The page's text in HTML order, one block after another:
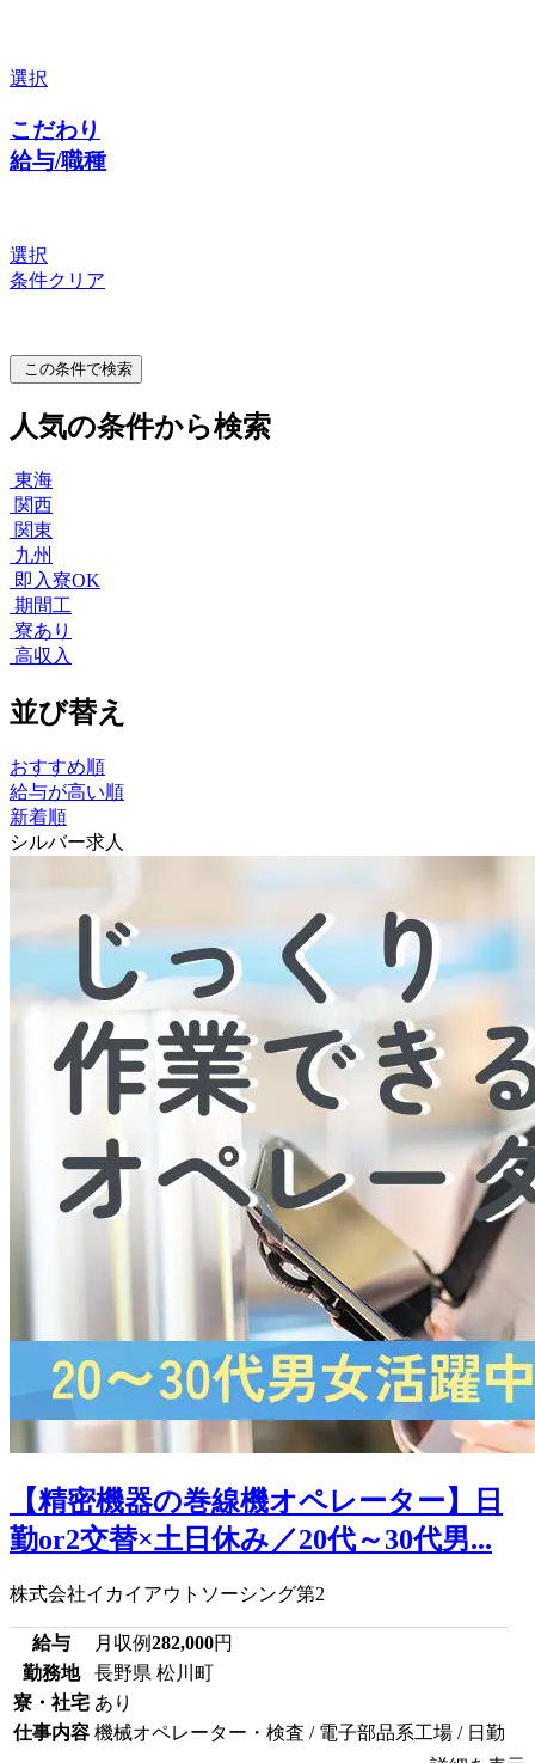
選択
こだわり
給与/職種
選択
条件クリア
この条件で検索
人気の条件から検索
東海
関西
関東
九州
即入寮OK
期間工
寮あり
高収入
並び替え
おすすめ順
給与が高い順
新着順
シルバー求人
【精密機器の巻線機オペレーター】日
勤or2交替×土日休み／20代～30代男...
株式会社イカイアウトソーシング第2
給与 月収例282,000円
勤務地
長野県 松川町
寮・社宅 あり
仕事内容 機械オペレーター・検査 / 電子部品系工場 / 日勤